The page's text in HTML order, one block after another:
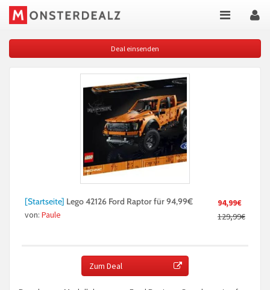
Deal einsenden
94,99€
129,99€
[Startseite] Lego 42126 Ford Raptor für 94,99€
von: Paule
Zum Deal